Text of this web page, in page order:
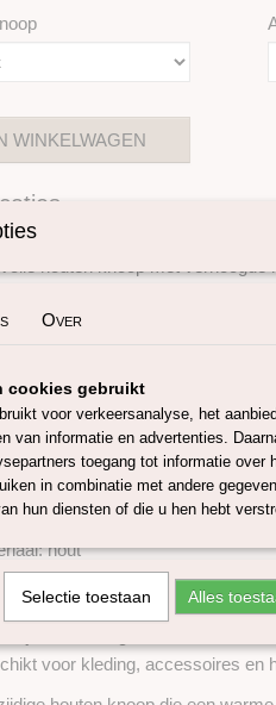
WINKELWAGEN
een natuurlijke en
geschikt voor het afwerken van
nieuwe kledingstukken,
is deze houten knoop ook ideaal
om bestaande kleding en
verhoogde rand heeft de knoop
plaats.
hout
25 mm
rand
voor kleding, accessoires en
Over
cookies gebruikt
voor verkeersanalyse, het
van informatie en advertenties.
toegang tot informatie over
in combinatie met andere
hun diensten of die u hen hebt
Selectie toestaan Alles